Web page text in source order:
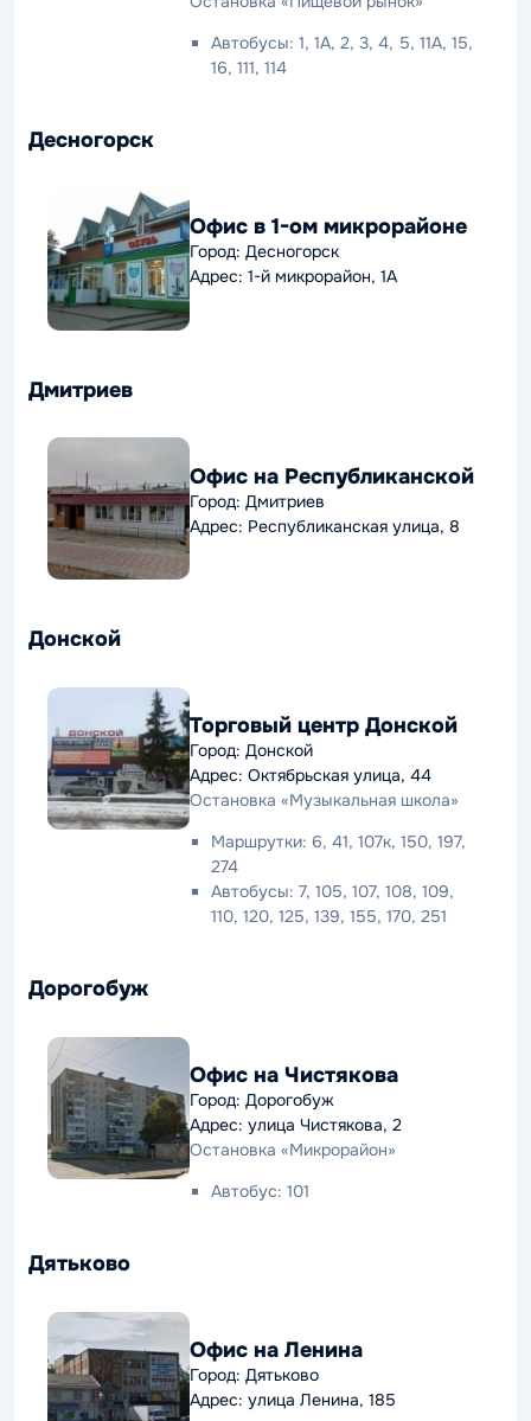
Автобусы: 1, 1А, 2, 3, 4, 5, 11А, 15,
16, 111, 114
Десногорск
Офис в 1-ом микрорайоне
Город: Десногорск
Адрес: 1-й микрорайон, 1А
Дмитриев
Офис на Республиканской
Город: Дмитриев
Адрес: Республиканская улица, 8
Донской
Торговый центр Донской
Город: Донской
Адрес: Октябрьская улица, 44
Остановка «Музыкальная школа»
Маршрутки: 6, 41, 107к, 150, 197,
274
Автобусы: 7, 105, 107, 108, 109,
110, 120, 125, 139, 155, 170, 251
Дорогобуж
Офис на Чистякова
Город: Дорогобуж
Адрес: улица Чистякова, 2
Остановка «Микрорайон»
Автобус: 101
Дятьково
Офис на Ленина
Город: Дятьково
Адрес: улица Ленина, 185